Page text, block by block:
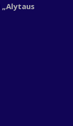
„Alytaus